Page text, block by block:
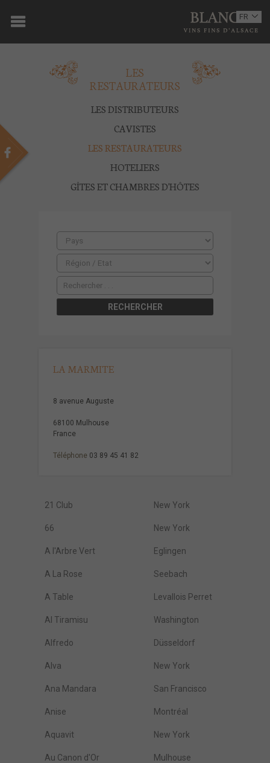
DOMAINE
OENOTOURISME
BOUTIQUE
PRESSE
CONTACT
FR
EN
LES
RESTAURATEURS
LES DISTRIBUTEURS
CAVISTES
LES RESTAURATEURS
HOTELIERS
GÎTES ET CHAMBRES D'HÔTES
LA MARMITE
8 avenue Auguste
68100 Mulhouse
France
Téléphone 03 89 45 41 82
21 Club New York
66 New York
A l'Arbre Vert Eglingen
A La Rose Seebach
A Table Levallois Perret
Al Tiramisu Washington
Alfredo Düsseldorf
Alva New York
Ana Mandara San Francisco
Anise Montréal
Aquavit New York
Au Canon d'Or Mulhouse